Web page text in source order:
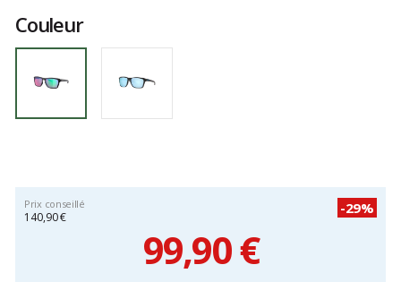
5
Couleur
Prix conseillé
140,90 €
-29%
99,90 €